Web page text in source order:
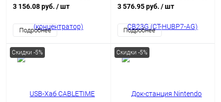
AG) 6-в-1 USB-C Multiport Travel
iMac - Gray
3 156.08 руб. / шт
Подробнее
для MacBook Pro
3 576.95 руб. / шт
Подробнее
Скидки -5% Скидки -5%